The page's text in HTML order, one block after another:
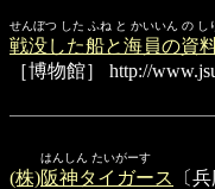
せんぼつ した ふね と かいいん の し
戦没した船と海員の資
［博物館］
http://
はんしん たいがーす
(株)阪神タイガース
〔